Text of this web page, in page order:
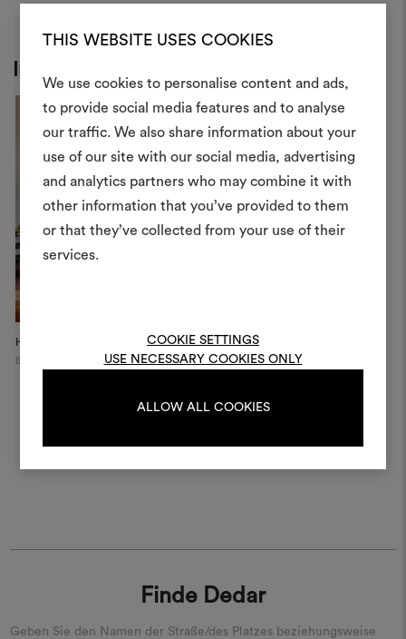
THIS WEBSITE USES COOKIES
We use cookies to personalise content and ads,
to provide social media features and to analyse
our traffic. We also share information about your
use of our site with our social media, advertising
and analytics partners who may combine it with
other information that you’ve provided to them
or that they’ve collected from your use of their
services.
COOKIE SETTINGS
USE NECESSARY COOKIES ONLY
ALLOW ALL COOKIES
Inspiration
Hankcock street house
Brooklyn, New York
Finde Dedar
Geben Sie den Namen der Straße/des Platzes beziehungsweise
Ein
erstellen
Ein interaktives Tool, mit
Ideen zum Leben
anderen teilen können,